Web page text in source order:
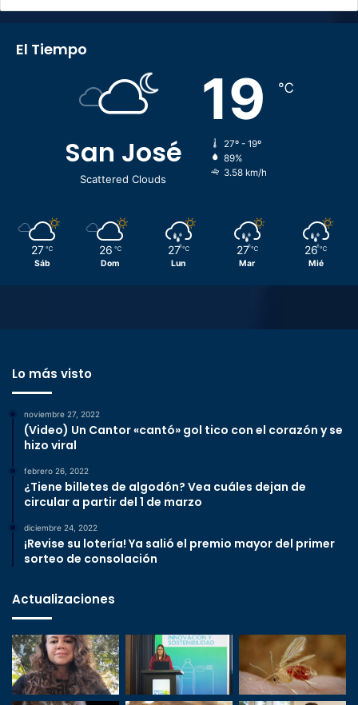
El Tiempo
San José
Scattered Clouds
19 ℃
27º - 19º
89%
3.58 km/h
27 ℃
Sáb
26 ℃
Dom
27 ℃
Lun
27 ℃
Mar
26 ℃
Mié
Lo más visto
noviembre 27, 2022
(Video) Un Cantor «cantó» gol tico con el corazón y se
hizo viral
febrero 26, 2022
¿Tiene billetes de algodón? Vea cuáles dejan de
circular a partir del 1 de marzo
diciembre 24, 2022
¡Revise su lotería! Ya salió el premio mayor del primer
sorteo de consolación
Actualizaciones